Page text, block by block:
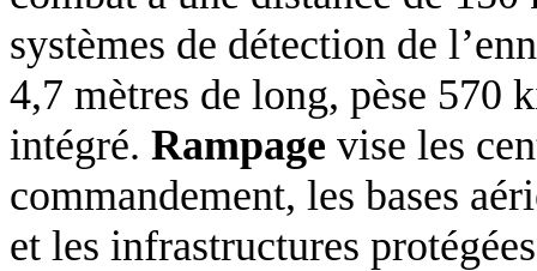
systèmes de détection de
4,7 mètres de long, pèse 570
intégré. Rampage vise les
commandement, les bases
et les infrastructures